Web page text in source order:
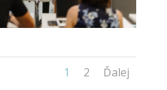
1 2 Ďalej